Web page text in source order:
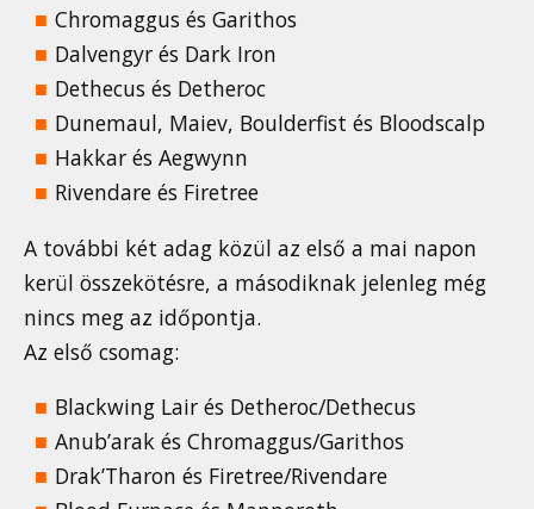
Chromaggus és Garithos
Dalvengyr és Dark Iron
Dethecus és Detheroc
Dunemaul, Maiev, Boulderfist és Bloodscalp
Hakkar és Aegwynn
Rivendare és Firetree
A további két adag közül az első a mai napon
kerül összekötésre, a másodiknak jelenleg még
nincs meg az időpontja.
Az első csomag:
Blackwing Lair és Detheroc/Dethecus
Anub’arak és Chromaggus/Garithos
Drak’Tharon és Firetree/Rivendare